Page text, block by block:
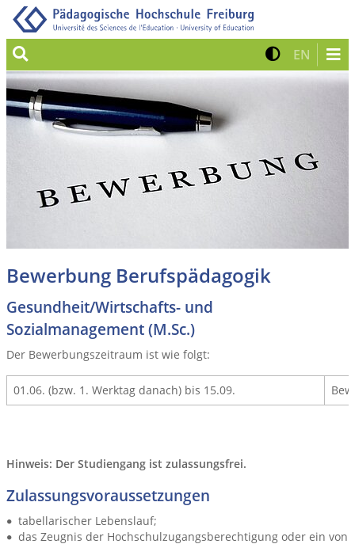
Suche Kontrast
EN Zur
Bewerbung Berufspädagogik
Gesundheit/Wirtschafts- und
Sozialmanagement (M.Sc.)
Der Bewerbungszeitraum ist wie folgt:
01.06. (bzw. 1. Werktag danach) bis 15.09.
Hinweis: Der Studiengang ist zulassungsfrei.
Zulassungsvoraussetzungen
tabellarischer Lebenslauf;
das Zeugnis der Hochschulzugangsberechtigung oder ein von